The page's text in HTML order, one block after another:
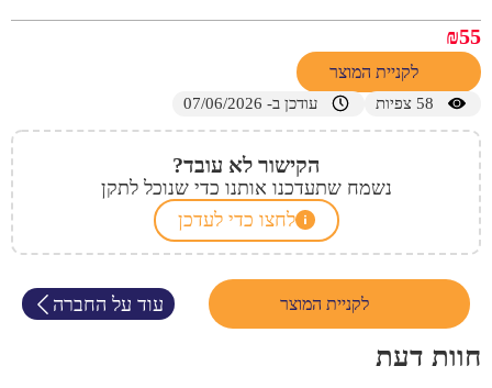
₪55
לקניית המוצר
58 צפיות עודכן ב- 07/06/2026
הקישור לא עובד?
נשמח שתעדכנו אותנו כדי שנוכל לתקן
לחצו כדי לעדכן
לקניית המוצר עוד על החברה
חוות דעת